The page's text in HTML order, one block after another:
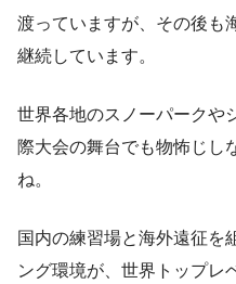
渡っていますが、その後も
継続しています。
世界各地のスノーパークや
際大会の舞台でも物怖じし
ね。
国内の練習場と海外遠征を
ング環境が、世界トップレ